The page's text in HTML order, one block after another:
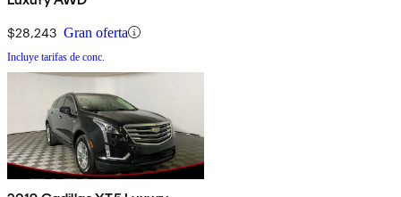
$28,243 Gran oferta
Incluye tarifas de conc.